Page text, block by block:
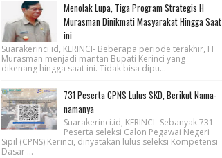
Menolak Lupa, Tiga Program Strategis H
Murasman Dinikmati Masyarakat Hingga Saat
ini
Suarakerinci.id, KERINCI- Beberapa periode terakhir, H
Murasman menjadi mantan Bupati Kerinci yang
dikenang hingga saat ini. Tidak bisa dipu...
731 Peserta CPNS Lulus SKD, Berikut Nama-
namanya
Suarakerinci.id, KERINCI- Sebanyak 731
Peserta seleksi Calon Pegawai Negeri
Sipil (CPNS) Kerinci, dinyatakan lulus seleksi Kompetensi
Dasar ...